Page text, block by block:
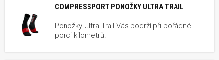
COMPRESSPORT PONOŽKY ULTRA TRAIL
Ponožky Ultra Trail Vás podrží při pořádné
porci kilometrů!